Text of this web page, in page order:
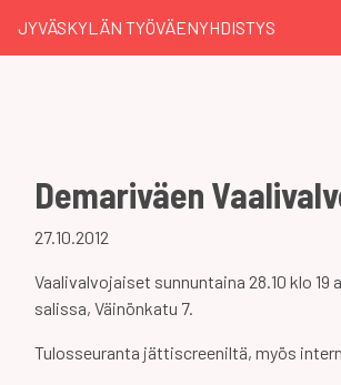
JYVÄSKYLÄN TYÖVÄENYHDISTYS
Demariväen
27.10.2012
Vaalivalvojaiset sunnuntaina 28.10 klo 19
salissa, Väinönkatu 7.
Tulosseuranta jättiscreeniltä, myös